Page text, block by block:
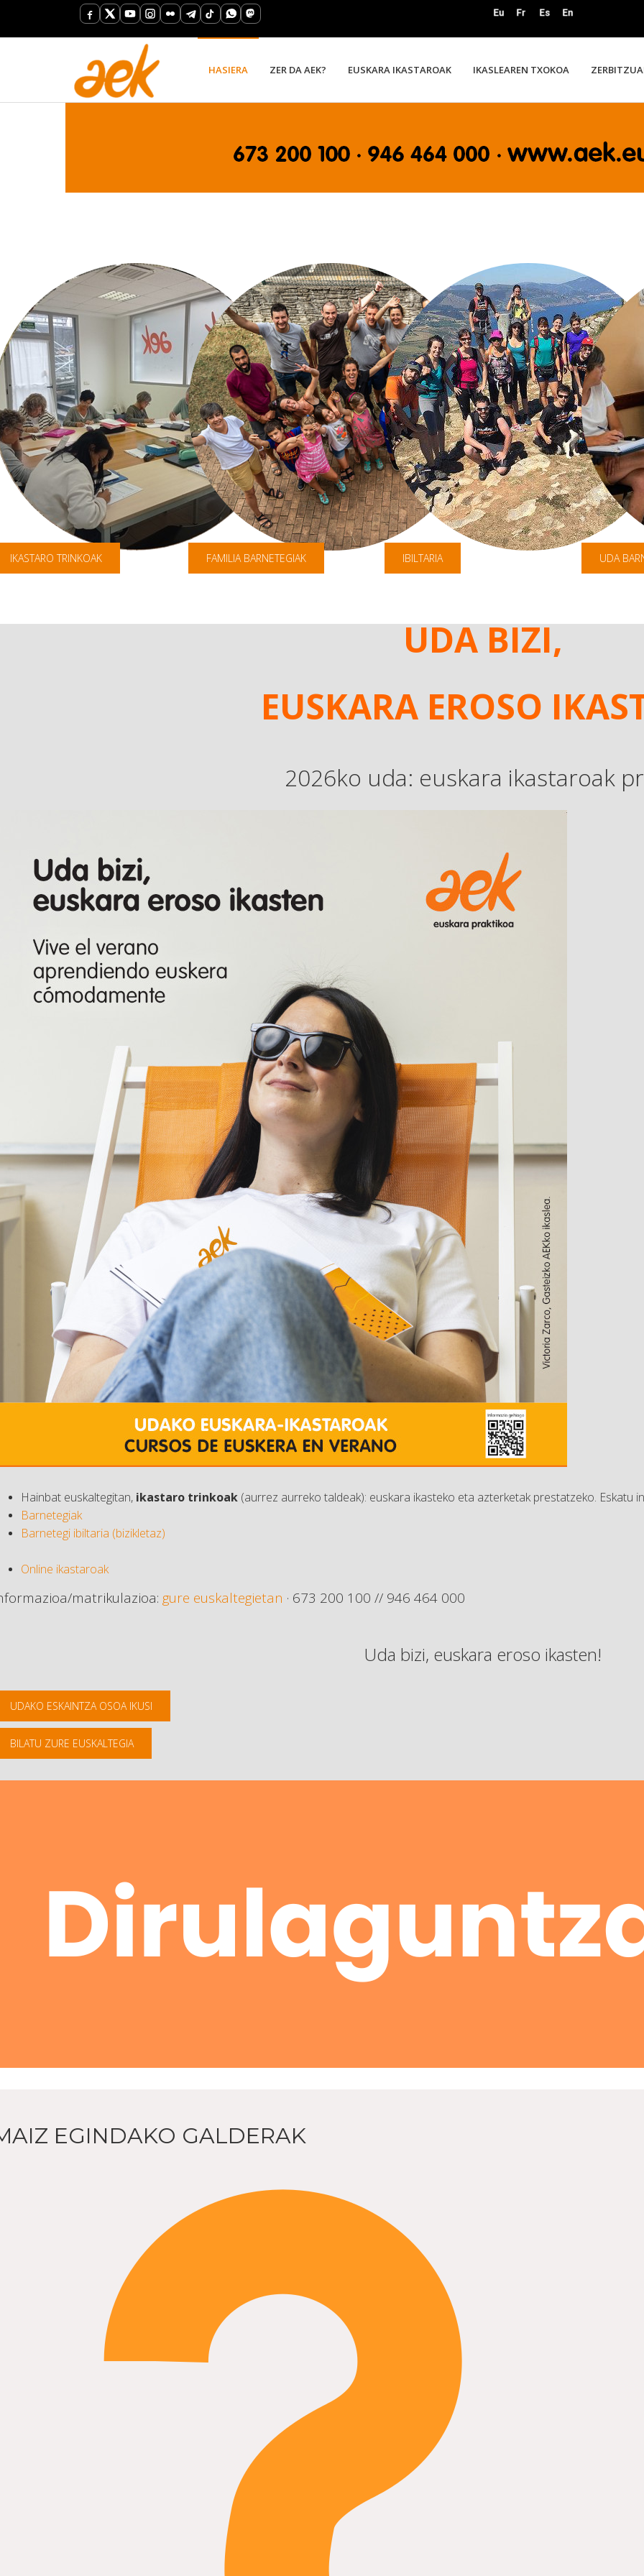
HASIERA ZER DA AEK? EUSKARA IKASTAROAK IKASLEAREN TXOKOA
IKASTARO TRINKOAK FAMILIA BARNETEGIAK IBILTARIA UDA
UDA BIZI,
EUSKARA EROSO
2026ko uda: euskara ikastaroak
Hainbat euskaltegitan, ikastaro trinkoak (aurrez aurreko taldeak): euskara ikasteko eta azterketak prestatzeko. Eskatu
Barnetegiak
Barnetegi ibiltaria (bizikletaz)
Online ikastaroak
matrikulazioa: gure euskaltegietan · 673 200 100 // 946 464 000
Uda bizi, euskara eroso ikasten!
UDAKO ESKAINTZA OSOA IKUSI
BILATU ZURE EUSKALTEGIA
EGINDAKO GALDERAK